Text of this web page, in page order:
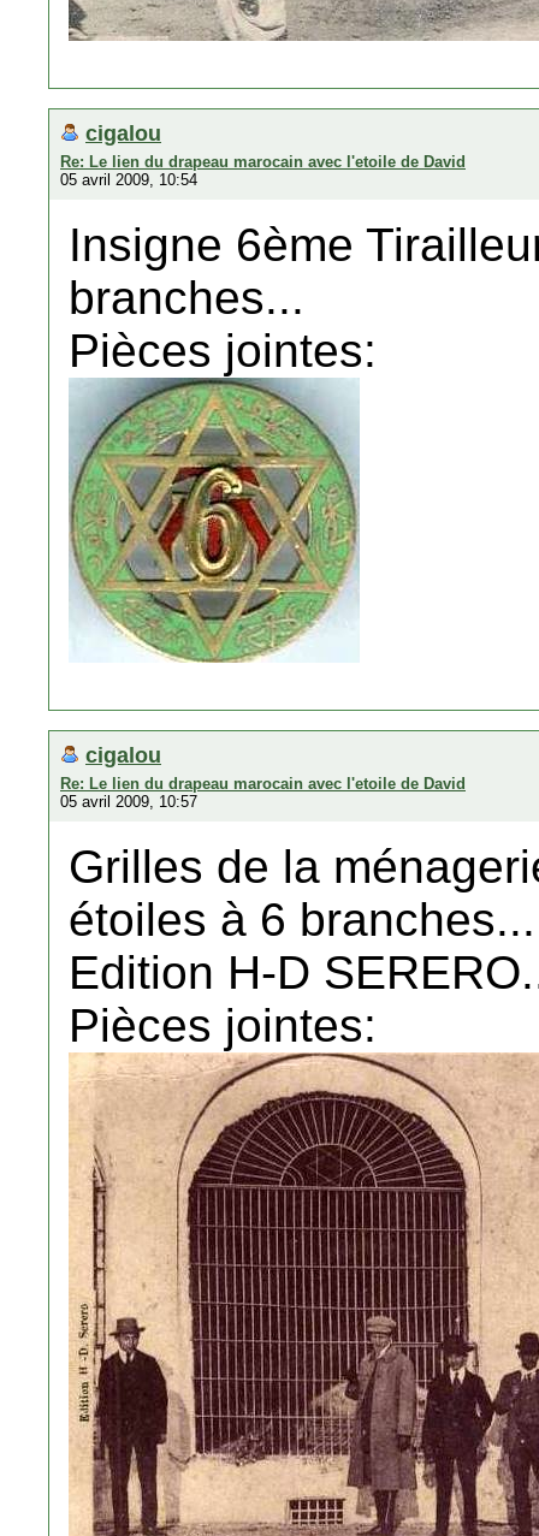
cigalou
Re: Le lien du drapeau marocain avec l'etoile de David
05 avril 2009, 10:54
Insigne 6ème
branches...
Pièces jointes:
cigalou
Re: Le lien du drapeau marocain avec l'etoile de David
05 avril 2009, 10:57
Grilles de la
étoiles à 6 branches...
Edition H-D
Pièces jointes: